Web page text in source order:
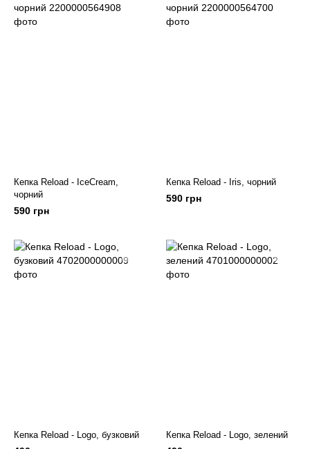
Кепка Reload - IceCream,
чорний
590 грн
Кепка Reload - Iris, чорний
590 грн
Кепка Reload - Logo, бузковий Кепка Reload - Logo, зелений